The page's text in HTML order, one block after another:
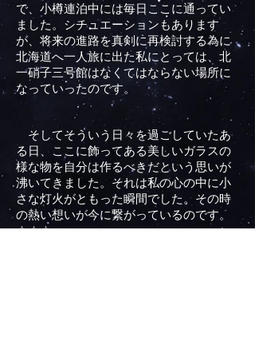
で、小樽連泊中には毎日ここに通ってい
ました。シチュエーションもあります
が、将来の進路を真剣に再検討する為に
北海道へ一人旅に出た私にとっては、北
一硝子三号館はなくてはならない場所に
なっていったのです。
そしてそういう日々を過ごしていたあ
る日、ここに飾ってある美しいガラスの
様な物を自分は作るべきだという思いが
沸いてきました。それは私の心の中に小
さな灯火がともった瞬間でした。 その時
の熱い想いが今に繋がっているのです。
☆☆☆